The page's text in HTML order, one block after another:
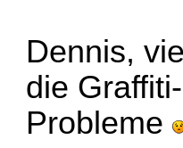
Dennis,
die
Probleme